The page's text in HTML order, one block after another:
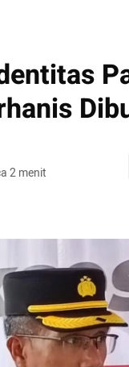
2 menit